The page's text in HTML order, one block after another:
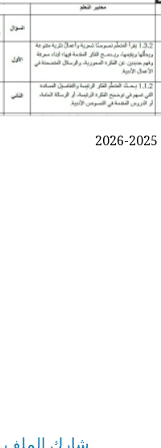
شارك الملف